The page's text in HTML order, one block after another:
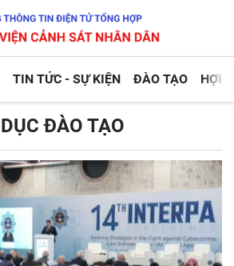
TIN TỨC - SỰ KIỆN ĐÀO TẠO HỢP
ĐÀO TẠO